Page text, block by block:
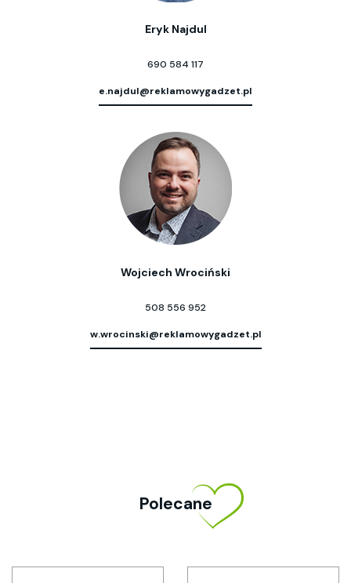
Eryk Najdul
690 584 117
e.najdul@reklamowygadzet.pl
Wojciech Wrociński
508 556 952
w.wrocinski@reklamowygadzet.pl
Polecane